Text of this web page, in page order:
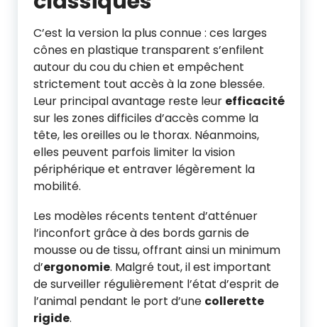
C’est la version la plus connue : ces larges
cônes en plastique transparent s’enfilent
autour du cou du chien et empêchent
strictement tout accès à la zone blessée.
Leur principal avantage reste leur efficacité
sur les zones difficiles d’accès comme la
tête, les oreilles ou le thorax. Néanmoins,
elles peuvent parfois limiter la vision
périphérique et entraver légèrement la
mobilité.
Les modèles récents tentent d’atténuer
l’inconfort grâce à des bords garnis de
mousse ou de tissu, offrant ainsi un minimum
d’ergonomie. Malgré tout, il est important
de surveiller régulièrement l’état d’esprit de
l’animal pendant le port d’une collerette
rigide.